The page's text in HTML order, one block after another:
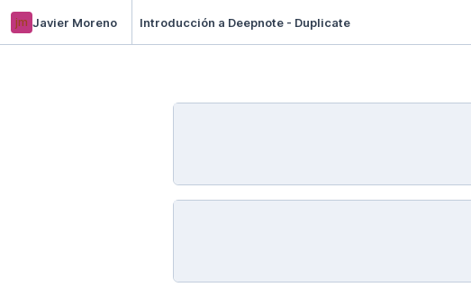
jm Javier Moreno Introducción a Deepnote - Duplicate